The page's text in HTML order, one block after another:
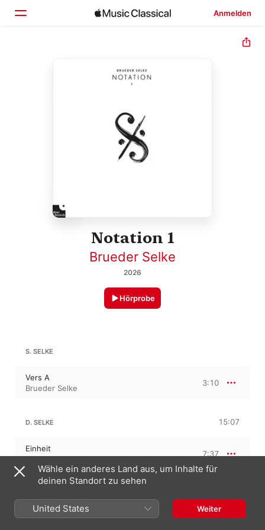
Anmelden
Notation 1
Brueder Selke
2026
Hörprobe
S. SELKE
Vers A
Brueder Selke
3:10
D. SELKE 15:07
Einheit
Brueder Selke
7:37
Wand
Wähle ein anderes Land aus, um Inhalte für
deinen Standort zu sehen
United States Weiter